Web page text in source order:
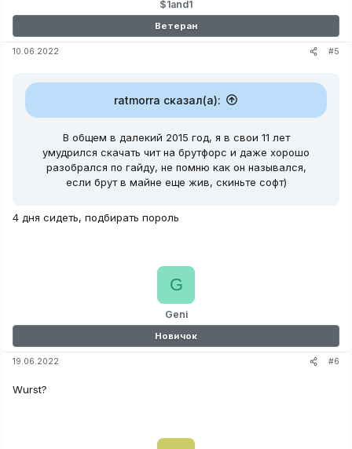
$1and1
Ветеран
10.06.2022 #5
ratmorra сказал(а):
В общем в далекий 2015 год, я в свои 11 лет
умудрился скачать чит на брутфорс и даже хорошо
разобрался по гайду, не помню как он назывался,
если брут в майне еще жив, скиньте софт)
4 дня сидеть, подбирать пороль
Geni
G
Новичок
19.06.2022 #6
Wurst?